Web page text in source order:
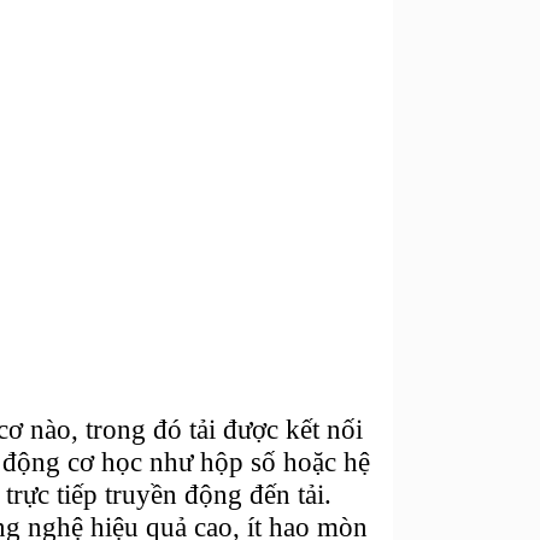
nào, trong đó tải được kết nối
cơ học như hộp số hoặc hệ
tiếp truyền động đến tải.
nghệ hiệu quả cao, ít hao mòn